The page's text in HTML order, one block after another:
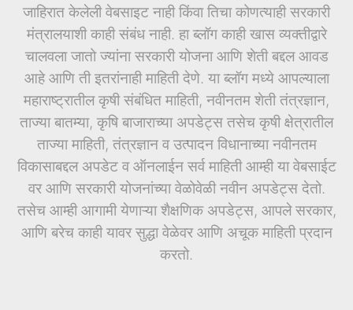
जाहिरात केलेली वेबसाइट नाही किंवा तिचा कोणत्याही सरकारी
मंत्रालयाशी काही संबंध नाही. हा ब्लॉग काही खास व्यक्तीद्वारे
चालवला जातो ज्यांना सरकारी योजना आणि शेती बद्दल आवड
आहे आणि ती इतरांनाही माहिती देणे. या ब्लॉग मध्ये आपल्याला
महाराष्ट्रातील कृषी संबंधित माहिती, नवीनतम शेती तंत्रज्ञान,
ताज्या बातम्या, कृषि बाजाराच्या अपडेट्स तसेच कृषी क्षेत्रातील
ताज्या माहिती, तंत्रज्ञान व उत्पादन विधानाच्या नवीनतम
विकासाबद्दल अपडेट व ऑनलाईन सर्व माहिती आम्ही या वेबसाईट
वर आणि सरकारी योजनांच्या वेळोवेळी नवीन अपडेट्स देतो.
तसेच आम्ही आगामी येणाऱ्या शैक्षणिक अपडेट्स, आपले सरकार,
आणि बरेच काही यावर सुद्धा वेळेवर आणि अचूक माहिती प्रदान
करतो.